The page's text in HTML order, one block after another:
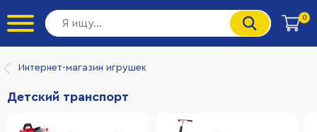
0
Интернет-магазин игрушек
Детский транспорт